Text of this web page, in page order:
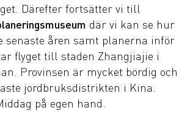
Därefter fortsätter vi till
där vi kan se hur
senaste åren samt planerna inför
flyget till staden Zhangjiajie i
Provinsen är mycket bördig och
jordbruksdistrikten i Kina.
på egen hand.